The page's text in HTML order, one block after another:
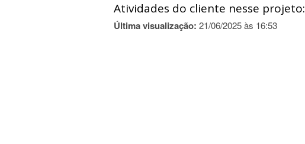
Atividades do cliente nesse projeto:
Última visualização: 21/06/2025 às 16:53